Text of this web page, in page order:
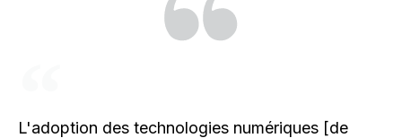
L'adoption des technologies numériques [de